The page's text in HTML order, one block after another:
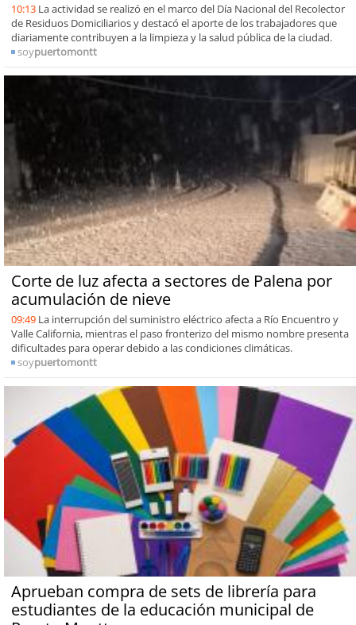
10:13 La actividad se realizó en el marco del Día Nacional del Recolector
de Residuos Domiciliarios y destacó el aporte de los trabajadores que
diariamente contribuyen a la limpieza y la salud pública de la ciudad.
soypuertomontt
Corte de luz afecta a sectores de Palena por
acumulación de nieve
09:49 La interrupción del suministro eléctrico afecta a Río Encuentro y
Valle California, mientras el paso fronterizo del mismo nombre presenta
dificultades para operar debido a las condiciones climáticas.
soypuertomontt
Aprueban compra de sets de librería para
estudiantes de la educación municipal de